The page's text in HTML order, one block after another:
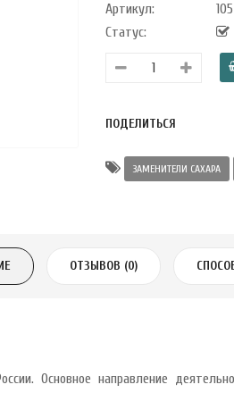
Артикул:
Статус:
ПОДЕЛИТЬСЯ
ЗАМЕНИТЕЛИ САХАРА
ОТЗЫВОВ (0)
Основное направление